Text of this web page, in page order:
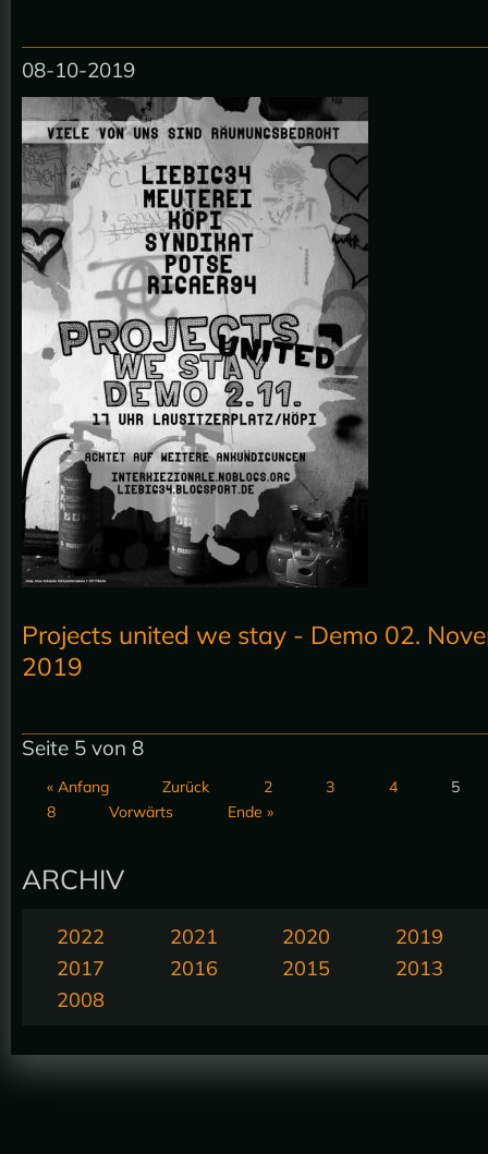
08-10-2019
Projects united we stay - Demo 02.
2019
Seite 5 von 8
« Anfang Zurück 2 3 4
5
8
Vorwärts Ende »
ARCHIV
2022 2021 2020
2019
2017
2016 2015
2013
2008